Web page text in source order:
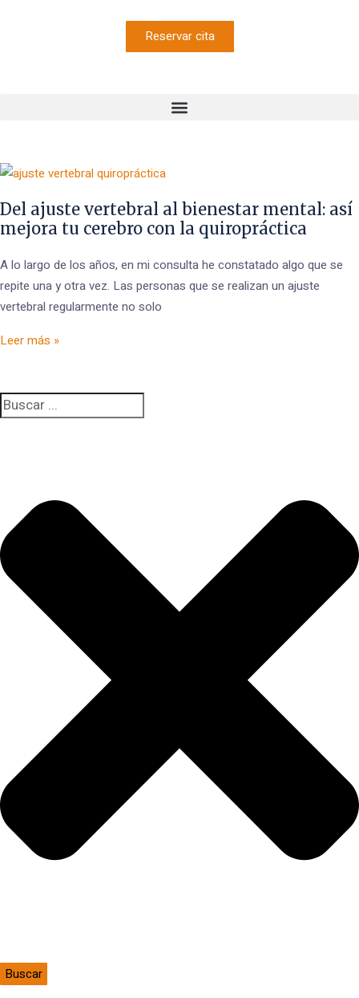
Reservar cita
Del ajuste vertebral al bienestar mental: así
mejora tu cerebro con la quiropráctica
A lo largo de los años, en mi consulta he constatado algo que se
repite una y otra vez. Las personas que se realizan un ajuste
vertebral regularmente no solo
Leer más »
Buscar